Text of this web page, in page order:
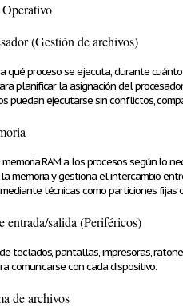
(Gestión de archivos)
qué proceso se ejecuta, durante
planificar la asignación del
puedan ejecutarse sin conflictos,
RAM a los procesos según lo
memoria y gestiona el intercambio
técnicas como particiones fijas
entrada/salida (Periféricos)
teclados, pantallas, impresoras,
comunicarse con cada dispositivo.
de archivos